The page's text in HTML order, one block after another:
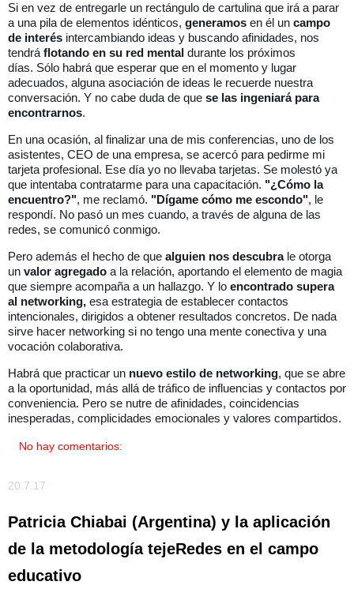
Si en vez de entregarle un rectángulo de cartulina que irá a parar
a una pila de elementos idénticos, generamos en él un campo
de interés intercambiando ideas y buscando afinidades, nos
tendrá flotando en su red mental durante los próximos
días. Sólo habrá que esperar que en el momento y lugar
adecuados, alguna asociación de ideas le recuerde nuestra
conversación. Y no cabe duda de que se las ingeniará para
encontrarnos.
En una ocasión, al finalizar una de mis conferencias, uno de los
asistentes, CEO de una empresa, se acercó para pedirme mi
tarjeta profesional. Ese día yo no llevaba tarjetas. Se molestó ya
que intentaba contratarme para una capacitación. "¿Cómo la
encuentro?", me reclamó. "Dígame cómo me escondo", le
respondí. No pasó un mes cuando, a través de alguna de las
redes, se comunicó conmigo.
Pero además el hecho de que alguien nos descubra le otorga
un valor agregado a la relación, aportando el elemento de magia
que siempre acompaña a un hallazgo. Y lo encontrado supera
al networking, esa estrategia de establecer contactos
intencionales, dirigidos a obtener resultados concretos. De nada
sirve hacer networking si no tengo una mente conectiva y una
vocación colaborativa.
Habrá que practicar un nuevo estilo de networking, que se abre
a la oportunidad, más allá de tráfico de influencias y contactos por
conveniencia. Pero se nutre de afinidades, coincidencias
inesperadas, complicidades emocionales y valores compartidos.
No hay comentarios:
20.7.17
Patricia Chiabai (Argentina) y la aplicación
de la metodología tejeRedes en el campo
educativo